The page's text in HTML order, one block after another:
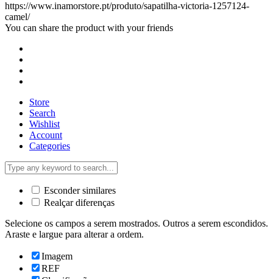
https://www.inamorstore.pt/produto/sapatilha-victoria-1257124-
camel/
You can share the product with your friends
Store
Search
Wishlist
Account
Categories
Esconder similares
Realçar diferenças
Selecione os campos a serem mostrados. Outros a serem escondidos.
Araste e largue para alterar a ordem.
Imagem
REF